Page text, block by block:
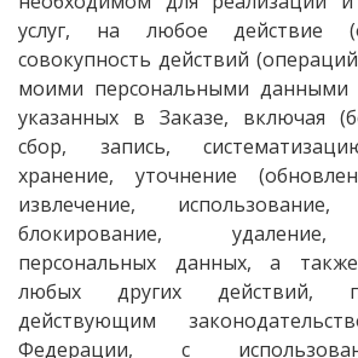
услуг, на любое действие
совокупность действий
моими персональными
указанных в Заказе, включая
сбор, запись,
хранение, уточнение
извлечение, использование,
блокирование, удаление,
персональных данных, а
любых других действий,
действующим
Федерации, с